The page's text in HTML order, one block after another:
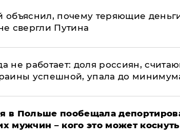
объяснил, почему теряющие
свергли Путина
не работает: доля россиян,
успешной, упала до
в Польше пообещала
мужчин – кого это может